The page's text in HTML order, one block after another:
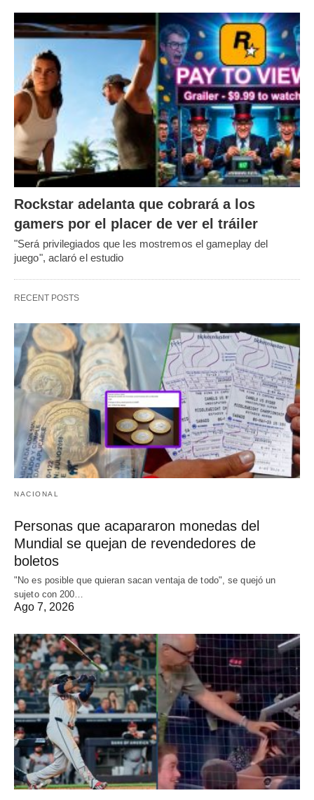
Rockstar adelanta que cobrará a los
gamers por el placer de ver el tráiler
"Será privilegiados que les mostremos el gameplay del
juego", aclaró el estudio
RECENT POSTS
NACIONAL
Personas que acapararon monedas del
Mundial se quejan de revendedores de
boletos
"No es posible que quieran sacan ventaja de todo", se quejó un
sujeto con 200…
Ago 7, 2026